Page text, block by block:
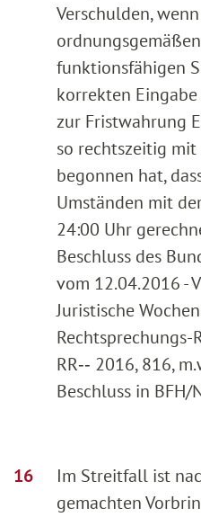
Verschulden,
funktionsfähigen
korrekten
zur Fristwahrung
so rechtszeitig
begonnen hat,
Umständen mit
24:00 Uhr
Beschluss des
vom 12.04.2016 -
Juristische
Rechtsprechungs-
RR‑‑ 2016, 816,
Beschluss in BFH/
Im Streitfall ist
gemachten